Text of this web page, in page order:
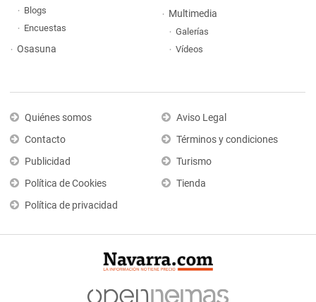
Blogs
Encuestas
Osasuna
Multimedia
Galerías
Vídeos
Quiénes somos
Contacto
Publicidad
Política de Cookies
Política de privacidad
Aviso Legal
Términos y condiciones
Turismo
Tienda